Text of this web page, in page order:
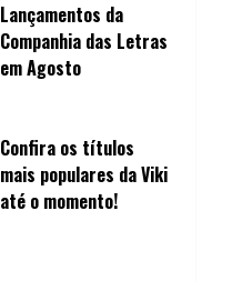
Lançamentos da
Companhia das Letras
em Agosto
Confira os títulos
mais populares da Viki
até o momento!